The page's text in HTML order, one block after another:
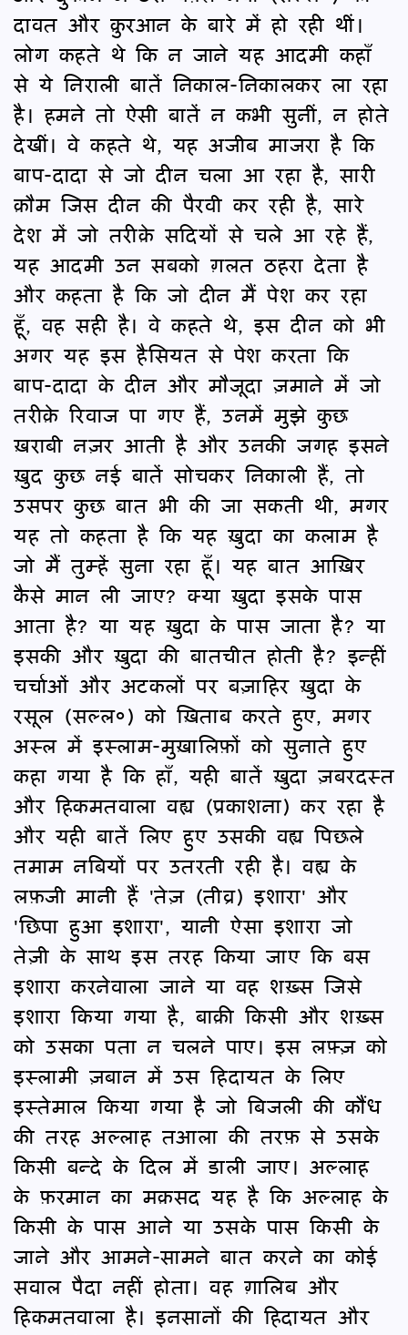
दावत और क़ुरआन के बारे में हो रही थीं।
लोग कहते थे कि न जाने यह आदमी कहाँ
से ये निराली बातें निकाल-निकालकर ला रहा
है। हमने तो ऐसी बातें न कभी सुनीं, न होते
देखीं। वे कहते थे, यह अजीब माजरा है कि
बाप-दादा से जो दीन चला आ रहा है, सारी
क़ौम जिस दीन की पैरवी कर रही है, सारे
देश में जो तरीक़े सदियों से चले आ रहे हैं,
यह आदमी उन सबको ग़लत ठहरा देता है
और कहता है कि जो दीन मैं पेश कर रहा
हूँ, वह सही है। वे कहते थे, इस दीन को भी
अगर यह इस हैसियत से पेश करता कि
बाप-दादा के दीन और मौजूदा ज़माने में जो
तरीक़े रिवाज पा गए हैं, उनमें मुझे कुछ
ख़राबी नज़र आती है और उनकी जगह इसने
ख़ुद कुछ नई बातें सोचकर निकाली हैं, तो
उसपर कुछ बात भी की जा सकती थी, मगर
यह तो कहता है कि यह ख़ुदा का कलाम है
जो मैं तुम्हें सुना रहा हूँ। यह बात आख़िर
कैसे मान ली जाए? क्या ख़ुदा इसके पास
आता है? या यह ख़ुदा के पास जाता है? या
इसकी और ख़ुदा की बातचीत होती है? इन्हीं
चर्चाओं और अटकलों पर बज़ाहिर ख़ुदा के
रसूल (सल्ल०) को ख़िताब करते हुए, मगर
अस्ल में इस्लाम-मुख़ालिफ़ों को सुनाते हुए
कहा गया है कि हाँ, यही बातें ख़ुदा ज़बरदस्त
और हिकमतवाला वह्य (प्रकाशना) कर रहा है
और यही बातें लिए हुए उसकी वह्य पिछले
तमाम नबियों पर उतरती रही है। वह्य के
लफ़जी मानी हैं 'तेज़ (तीव्र) इशारा' और
'छिपा हुआ इशारा', यानी ऐसा इशारा जो
तेज़ी के साथ इस तरह किया जाए कि बस
इशारा करनेवाला जाने या वह शख़्स जिसे
इशारा किया गया है, बाक़ी किसी और शख़्स
को उसका पता न चलने पाए। इस लफ़्ज़ को
इस्लामी ज़बान में उस हिदायत के लिए
इस्तेमाल किया गया है जो बिजली की कौंध
की तरह अल्लाह तआला की तरफ़ से उसके
किसी बन्दे के दिल में डाली जाए। अल्लाह
के फ़रमान का मक़सद यह है कि अल्लाह के
किसी के पास आने या उसके पास किसी के
जाने और आमने-सामने बात करने का कोई
सवाल पैदा नहीं होता। वह ग़ालिब और
हिकमतवाला है। इनसानों की हिदायत और